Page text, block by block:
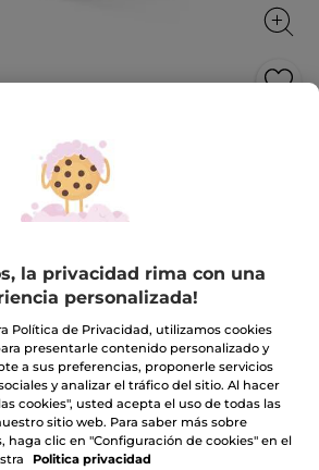
23. rouge amaryllis
bio, accesibles para todas
cobertura y brillo de un esmalte de
uñas clásico.
(986)INCLUIR UNA RESEÑA
9,90€
Rouge amaryllis
+28
la privacidad rima con una
personalizada!
Política de Privacidad, utilizamos cookies
presentarle contenido personalizado y
a sus preferencias, proponerle servicios
y analizar el tráfico del sitio. Al hacer
cookies", usted acepta el uso de todas las
sitio web. Para saber más sobre
haga clic en "Configuración de cookies" en el
Politica privacidad